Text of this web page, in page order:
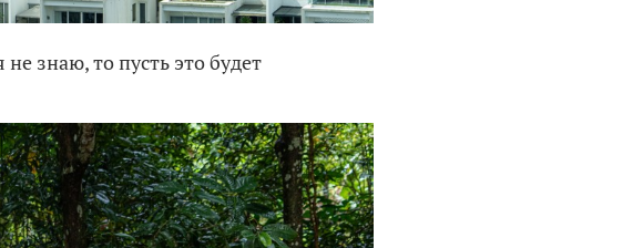
знаю, то пусть это будет